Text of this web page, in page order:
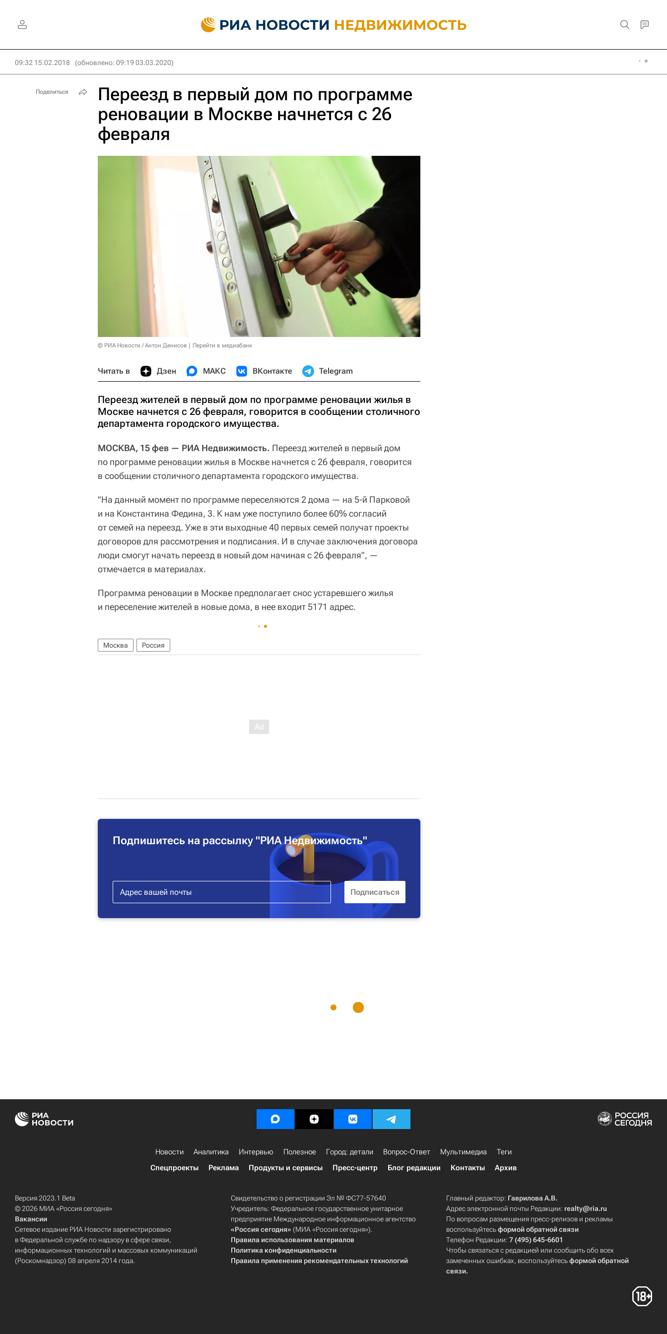
09:32 15.02.2018 (обновлено: 09:19 03.03.2020)
Переезд в первый дом по программе
реновации в Москве начнется с 26
февраля
© РИА Новости / Антон Денисов Перейти в медиабанк
Читать в Дзен МАКС ВКонтакте Telegram
Переезд жителей в первый дом по программе реновации жилья в
Москве начнется с 26 февраля, говорится в сообщении столичного
департамента городского имущества.
МОСКВА, 15 фев — РИА Недвижимость. Переезд жителей в первый дом
по программе реновации жилья в Москве начнется с 26 февраля, говорится
в сообщении столичного департамента городского имущества.
"На данный момент по программе переселяются 2 дома — на 5-й Парковой
и на Константина Федина, 3. К нам уже поступило более 60% согласий
от семей на переезд. Уже в эти выходные 40 первых семей получат проекты
договоров для рассмотрения и подписания. И в случае заключения договора
люди смогут начать переезд в новый дом начиная с 26 февраля", —
отмечается в материалах.
Программа реновации в Москве предполагает снос устаревшего жилья
и переселение жителей в новые дома, в нее входит 5171 адрес.
Москва Россия
Подпишитесь на рассылку "РИА Недвижимость"
Поделиться
Новости Аналитика Интервью Полезное Город: детали Вопрос-Ответ Мультимедиа
Теги
Спецпроекты
Реклама Продукты и сервисы Пресс-центр Блог редакции Контакты Архив
Версия 2023.1 Beta
© 2026 МИА «Россия сегодня»
Вакансии
Сетевое издание РИА Новости зарегистрировано
в Федеральной службе по надзору в сфере связи,
информационных технологий и массовых коммуникаций
(Роскомнадзор) 08 апреля 2014 года.
Свидетельство о регистрации Эл № ФС77-57640
Учредитель: Федеральное государственное унитарное
предприятие Международное информационное агентство
«Россия сегодня» (МИА «Россия сегодня»).
Правила использования материалов
Политика конфиденциальности
Правила применения рекомендательных технологий
Главный редактор: Гаврилова А.В.
Адрес электронной почты Редакции: realty@ria.ru
По вопросам размещения пресс-релизов и рекламы
воспользуйтесьформой обратной связи
Телефон Редакции:7 (495) 645-6601
Чтобы связаться с редакцией или сообщить обо всех
замеченных ошибках, воспользуйтесьформой обратной
связи.